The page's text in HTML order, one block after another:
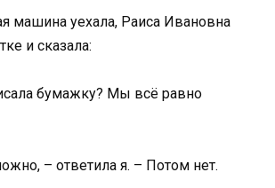
машина уехала, Раиса Ивановна
и сказала:
бумажку? Мы всё равно
– ответила я. – Потом нет.